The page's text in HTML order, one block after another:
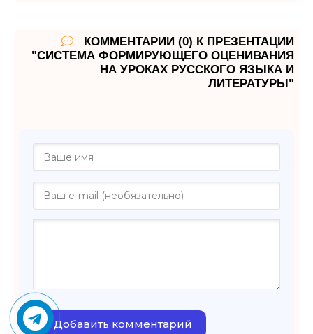
КОММЕНТАРИИ (0) К ПРЕЗЕНТАЦИИ
"СИСТЕМА ФОРМИРУЮЩЕГО ОЦЕНИВАНИЯ
НА УРОКАХ РУССКОГО ЯЗЫКА И
ЛИТЕРАТУРЫ"
Добавить комментарий